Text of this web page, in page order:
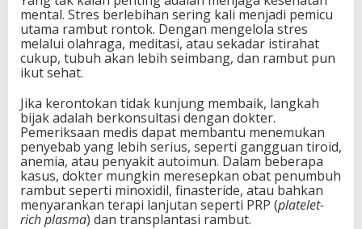
mental. Stres berlebihan sering kali menjadi pemicu
utama rambut rontok. Dengan mengelola stres
melalui olahraga, meditasi, atau sekadar istirahat
cukup, tubuh akan lebih seimbang, dan rambut pun
ikut sehat.
Jika kerontokan tidak kunjung membaik, langkah
bijak adalah berkonsultasi dengan dokter.
Pemeriksaan medis dapat membantu menemukan
penyebab yang lebih serius, seperti gangguan tiroid,
anemia, atau penyakit autoimun. Dalam beberapa
kasus, dokter mungkin meresepkan obat penumbuh
rambut seperti minoxidil, finasteride, atau bahkan
menyarankan terapi lanjutan seperti PRP (platelet-
rich plasma) dan transplantasi rambut.